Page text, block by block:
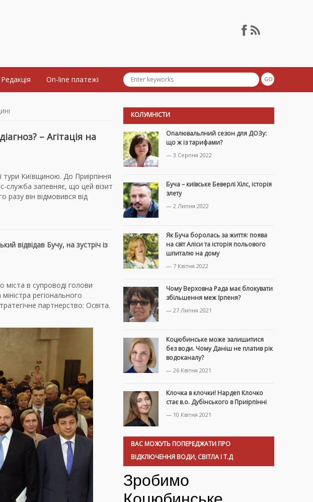
Редакція On-line платежі
– Агітація на
тури Київщиною. До Приірпіння
служба запевняє, що цей візит
разу він відмовився від
відвідав Бучу, на зустріч із
міста в супроводі голови
регіонального
партнерство: Освіта.
КОЛУМНІСТИ
Опалювальлний сезон для ДОЗу:
що ж із тарифами?
— 3 Серпня 2022
Буча – київське Беверлі Хілс, історія
злету
— 2 Липня 2022
Як Буча боролась за життя: поява
на світ Аліси та історія польового
шпиталю на дому
— 7 Квітня 2022
Чому Верховна Рада має блокувати
збільшення меж Ірпеня?
— 27 Липня 2021
Коцюбинське може залишитися
без води. Чому Даніш не платив рік
водоканалу?
— 26 Квітня 2021
Клочка в клочки! Нардеп Клочко
стає в.о. Дубінського в Приірпінні
— 10 Квітня 2021
ВАС МОЖУТЬ ПОПЕРЕДЖАТИ ПРО
ВІДКЛЮЧЕННЯ ВОДИ, СВІТЛА І Т.Д